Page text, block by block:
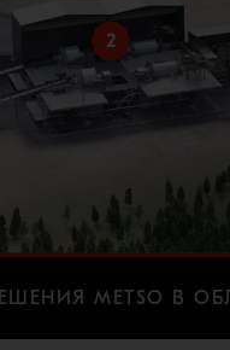
2
METSO В